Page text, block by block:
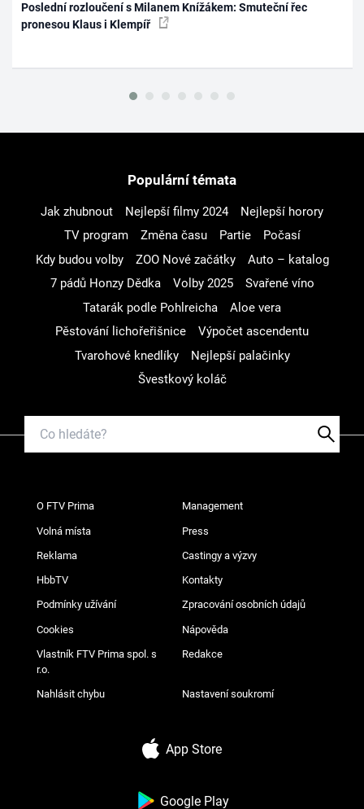
Poslední rozloučení s Milanem Knížákem: Smuteční řec
pronesou Klaus i Klempíř
Populární témata
Jak zhubnout Nejlepší filmy 2024
Nejlepší horory
TV program
Změna času Partie
Počasí
Kdy budou volby
ZOO Nové začátky
Auto – katalog
7 pádů Honzy Dědka
Volby 2025
Svařené víno
Tatarák podle Pohlreicha
Aloe vera
Pěstování lichořeřišnice
Výpočet ascendentu
Tvarohové knedlíky
Nejlepší palačinky
Švestkový koláč
O FTV Prima Management
Volná místa Press
Reklama Castingy a výzvy
HbbTV Kontakty
Podmínky užívání Zpracování osobních údajů
Cookies Nápověda
Vlastník FTV Prima spol. s
r.o.
Redakce
Nahlásit chybu Nastavení soukromí
App Store
Google Play